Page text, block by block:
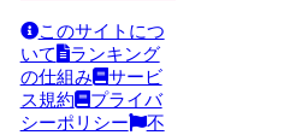
このサイトにつ
いて
ランキング
の仕組み
サービ
ス規約
プライバ
シーポリシー
不